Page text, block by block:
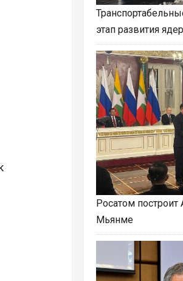
этап развития
Росатом
Мьянме